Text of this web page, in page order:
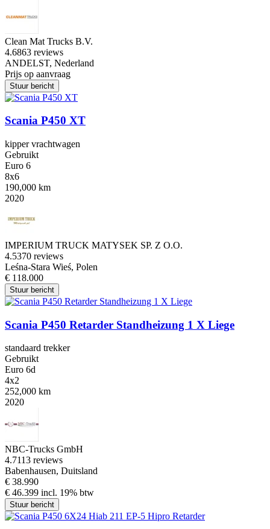
Clean Mat Trucks B.V.
4.6863 reviews
ANDELST, Nederland
Prijs op aanvraag
Stuur bericht
Scania P450 XT
kipper vrachtwagen
Gebruikt
Euro 6
8x6
190,000 km
2020
IMPERIUM TRUCK MATYSEK SP. Z O.O.
4.5370 reviews
Leśna-Stara Wieś, Polen
€ 118.000
Stuur bericht
Scania P450 Retarder Standheizung 1 X Liege
standaard trekker
Gebruikt
Euro 6d
4x2
252,000 km
2020
NBC-Trucks GmbH
4.7113 reviews
Babenhausen, Duitsland
€ 38.990
€ 46.399 incl. 19% btw
Stuur bericht